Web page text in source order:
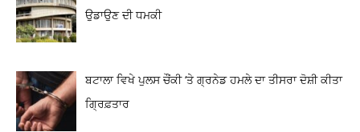
ਉਡਾਉਣ ਦੀ ਧਮਕੀ
ਬਟਾਲਾ ਵਿਖੇ ਪੁਲਸ ਚੌਂਕੀ ‘ਤੇ ਗ੍ਰਨੇਡ ਹਮਲੇ ਦਾ ਤੀਸਰਾ ਦੋਸ਼ੀ ਕੀਤਾ
ਗ੍ਰਿਫ਼ਤਾਰ